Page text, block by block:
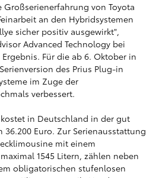
Großserienerfahrung von Toyota
an den Hybridsystemen
sicher positiv ausgewirkt",
Advanced Technology bei
Für die ab 6. Oktober in
des Prius Plug-in
im Zuge der
verbessert.
in Deutschland in der gut
36.200 Euro. Zur Serienausstattung
mit einem
1545 Litern, zählen neben
obligatorischen stufenlosen